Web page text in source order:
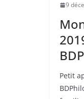
9
Petit